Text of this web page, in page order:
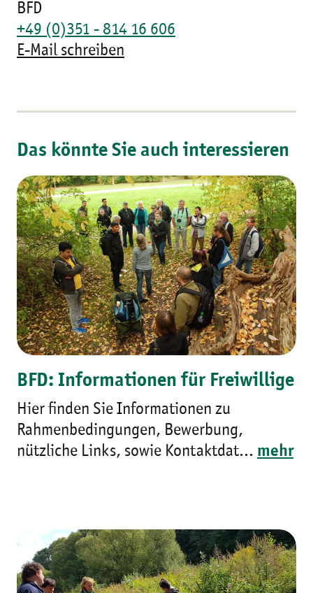
BFD
+49 (0)351 - 814 16 606
E-Mail schreiben
Das könnte Sie auch interessieren
BFD: Informationen für Freiwillige
Hier finden Sie Informationen zu
Rahmenbedingungen, Bewerbung,
nützliche Links, sowie Kontaktdat... mehr